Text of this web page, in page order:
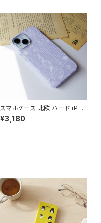
スマホケース 北欧 ハード iPho
ne17/16/15/galaxy/pixel グ
レーニュアンスカラー 鳥 花柄
¥3,180